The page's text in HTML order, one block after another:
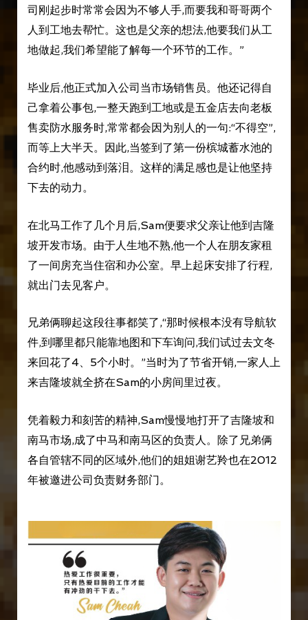
司刚起步时常常会因为不够人手,而要我和哥哥两个
人到工地去帮忙。这也是父亲的想法,他要我们从工
地做起,我们希望能了解每一个环节的工作。”
毕业后,他正式加入公司当市场销售员。他还记得自
己拿着公事包,一整天跑到工地或是五金店去向老板
售卖防水服务时,常常都会因为别人的一句:“不得空”,
而等上大半天。因此,当签到了第一份槟城蓄水池的
合约时,他感动到落泪。这样的满足感也是让他坚持
下去的动力。
在北马工作了几个月后,Sam便要求父亲让他到吉隆
坡开发市场。由于人生地不熟,他一个人在朋友家租
了一间房充当住宿和办公室。早上起床安排了行程,
就出门去见客户。
兄弟俩聊起这段往事都笑了,“那时候根本没有导航软
件,到哪里都只能靠地图和下车询问,我们试过去文冬
来回花了4、5个小时。”当时为了节省开销,一家人上
来吉隆坡就全挤在Sam的小房间里过夜。
凭着毅力和刻苦的精神,Sam慢慢地打开了吉隆坡和
南马市场,成了中马和南马区的负责人。除了兄弟俩
各自管辖不同的区域外,他们的姐姐谢艺羚也在2012
年被邀进公司负责财务部门。